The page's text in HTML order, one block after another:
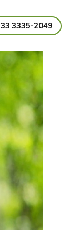
33 3335-2049